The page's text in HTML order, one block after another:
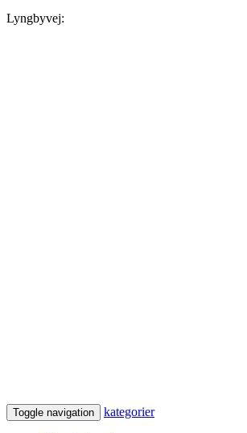
Lyngbyvej:
Toggle navigation kategorier